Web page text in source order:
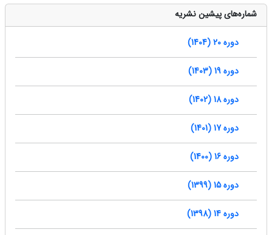
شماره‌های پیشین نشریه
دوره 20 (1404)
دوره 19 (1403)
دوره 18 (1402)
دوره 17 (1401)
دوره 16 (1400)
دوره 15 (1399)
دوره 14 (1398)